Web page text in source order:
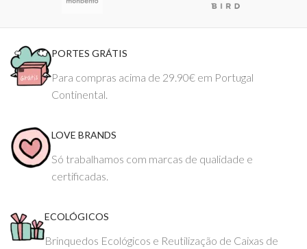
PORTES GRÁTIS
Para compras acima de 29.90€ em Portugal
Continental.
LOVE BRANDS
Só trabalhamos com marcas de qualidade e
certificadas.
ECOLÓGICOS
Brinquedos Ecológicos e Reutilização de Caixas de